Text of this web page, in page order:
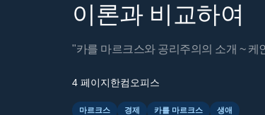
이론과 비교하여
"카를 마르크스와 공리주의의 소개 ~
4 페이지한컴오피스
마르크스 경제 카를 마르크스 생애